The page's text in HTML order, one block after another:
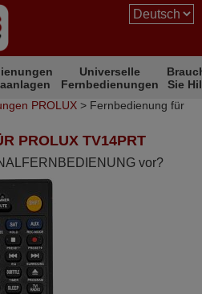
Universelle
Fernbedienungen
Sie
PROLUX > Fernbedienung für
PROLUX TV14PRT
vor?